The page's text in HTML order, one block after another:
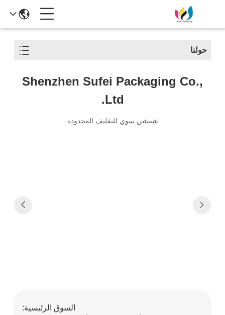
حولنا
Shenzhen Sufei Packaging Co.,
Ltd.
شنتشن سوي للتغليف المحدودة
السوق الرئيسية: